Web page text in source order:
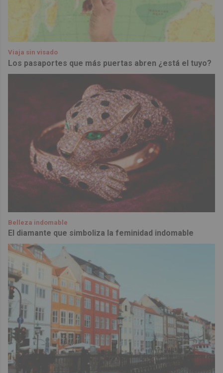
Viaja sin visado
Los pasaportes que más puertas abren ¿está el tuyo?
Belleza indomable
El diamante que simboliza la feminidad indomable